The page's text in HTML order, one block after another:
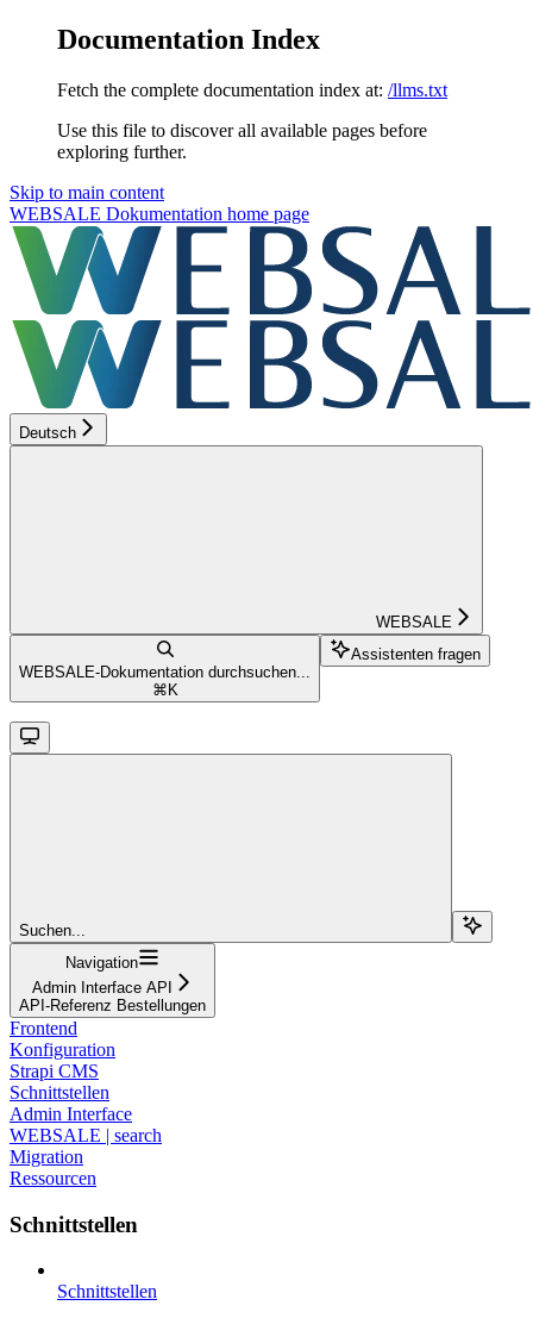
Documentation Index
Fetch the complete documentation index at: /llms.txt
Use this file to discover all available pages before
exploring further.
Skip to main content
WEBSALE Dokumentation home page
Deutsch
WEBSALE
WEBSALE-Dokumentation durchsuchen...
⌘ K
Assistenten fragen
Suchen...
Navigation
Admin Interface API
API-Referenz Bestellungen
Frontend
Konfiguration
Strapi CMS
Schnittstellen
Admin Interface
WEBSALE | search
Migration
Ressourcen
Schnittstellen
Schnittstellen